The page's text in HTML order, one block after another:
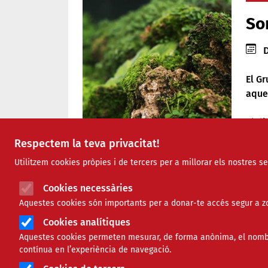
Respectem la teva privacitat!
Utilitzem cookies pròpies i de tercers per a millorar els nostres
Cookies necessàries
Aquestes cookies són importants per a donar-te accés segur a
Cookies analítiques
Aquestes cookies permeten mesurar, de forma anònima, el
contínua en l’experiència de navegació.
Comparteix
F
a
c
X
06/05/2026
El
El
que
tram
Al